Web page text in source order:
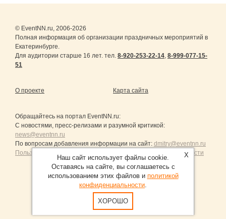
© EventNN.ru, 2006-2026
Полная информация об организации праздничных мероприятий в
Екатеринбурге.
Для аудитории старше 16 лет. тел. 8-920-253-22-14 8-999-077-15-
51
О проекте Карта сайта
Обращайтесь на портал EventNN.ru:
С новостями, пресс-релизами и разумной критикой:
news@eventnn.ru
По вопросам добавления информации на сайт: dmitry@eventnn.ru
Пользовательское Соглашение и политика конфиденциальности
Продвижение сайтов Санкт-Петербург
X
Наш сайт использует файлы cookie.
Оставаясь на сайте, вы соглашаетесь с
использованием этих файлов и политикой
конфиденциальности.
ХОРОШО